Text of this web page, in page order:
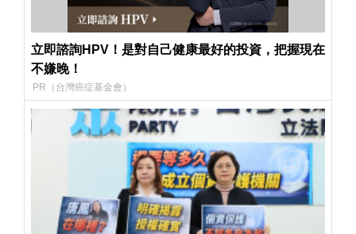
立即諮詢HPV！是對自己健康最好的投資，把握現在
不嫌晚！
PR（台灣癌症基金會）